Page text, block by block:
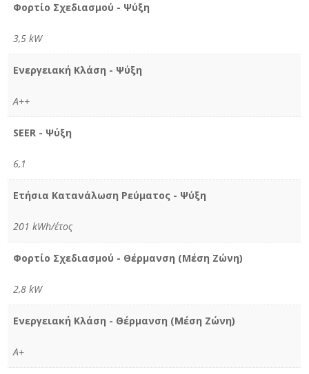
Φορτίο Σχεδιασμού - Ψύξη
3,5 kW
Ενεργειακή Κλάση - Ψύξη
Α++
SEER - Ψύξη
6,1
Ετήσια Κατανάλωση Ρεύματος - Ψύξη
201 kWh/έτος
Φορτίο Σχεδιασμού - Θέρμανση (Μέση Ζώνη)
2,8 kW
Ενεργειακή Κλάση - Θέρμανση (Μέση Ζώνη)
Α+